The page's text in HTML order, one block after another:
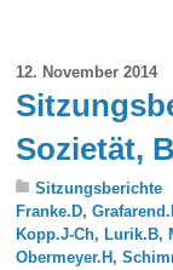
12. November 2014
Sozietät,
Sitzungsberichte
Franke.D,
Kopp.J-Ch, Lurik.B,
Obermeyer.H ,